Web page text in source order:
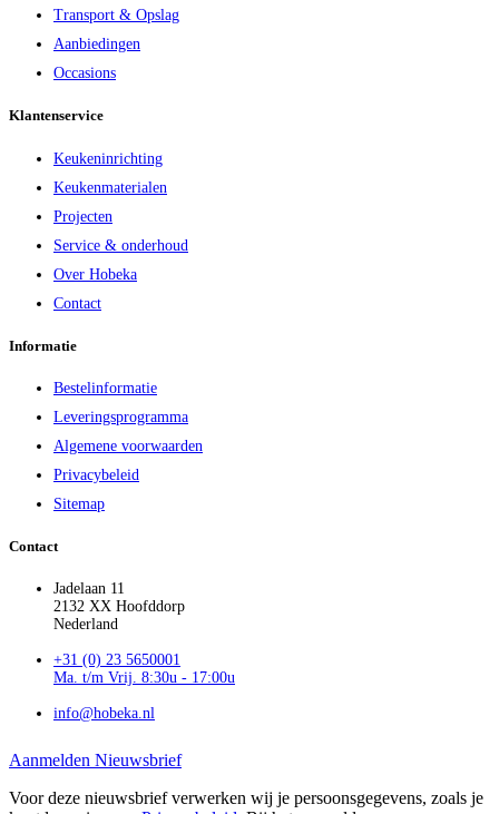
Transport & Opslag
Aanbiedingen
Occasions
Klantenservice
Keukeninrichting
Keukenmaterialen
Projecten
Service & onderhoud
Over Hobeka
Contact
Informatie
Bestelinformatie
Leveringsprogramma
Algemene voorwaarden
Privacybeleid
Sitemap
Contact
Jadelaan 11
2132 XX Hoofddorp
Nederland
+31 (0) 23 5650001
Ma. t/m Vrij. 8:30u - 17:00u
info@hobeka.nl
Aanmelden Nieuwsbrief
Voor deze nieuwsbrief verwerken wij je persoonsgegevens, zoals je